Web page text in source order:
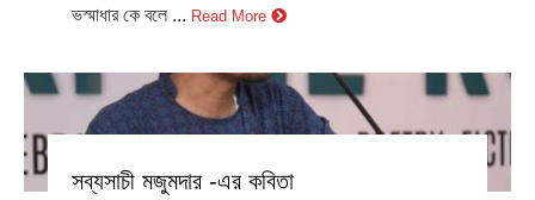
ভস্মাধার কে বলে ... Read More
সব্যসাচী মজুমদার -এর কবিতা